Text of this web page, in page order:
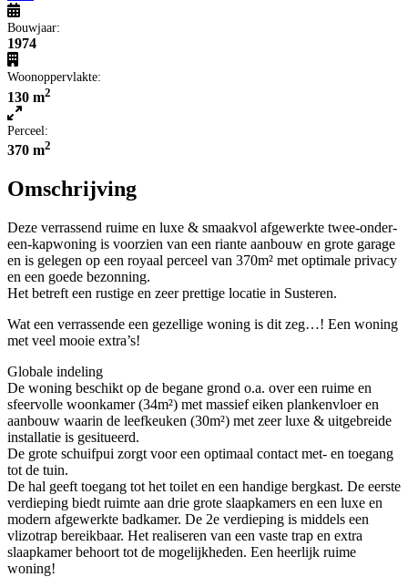
Bouwjaar:
1974
Woonoppervlakte:
130 m2
Perceel:
370 m2
Omschrijving
Deze verrassend ruime en luxe & smaakvol afgewerkte twee-onder-
een-kapwoning is voorzien van een riante aanbouw en grote garage
en is gelegen op een royaal perceel van 370m² met optimale privacy
en een goede bezonning.
Het betreft een rustige en zeer prettige locatie in Susteren.
Wat een verrassende een gezellige woning is dit zeg…! Een woning
met veel mooie extra’s!
Globale indeling
De woning beschikt op de begane grond o.a. over een ruime en
sfeervolle woonkamer (34m²) met massief eiken plankenvloer en
aanbouw waarin de leefkeuken (30m²) met zeer luxe & uitgebreide
installatie is gesitueerd.
De grote schuifpui zorgt voor een optimaal contact met- en toegang
tot de tuin.
De hal geeft toegang tot het toilet en een handige bergkast. De eerste
verdieping biedt ruimte aan drie grote slaapkamers en een luxe en
modern afgewerkte badkamer. De 2e verdieping is middels een
vlizotrap bereikbaar. Het realiseren van een vaste trap en extra
slaapkamer behoort tot de mogelijkheden. Een heerlijk ruime
woning!